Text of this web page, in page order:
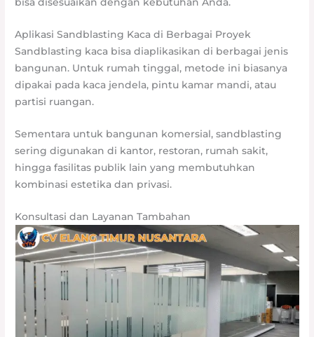
bisa disesuaikan dengan kebutuhan Anda.
Aplikasi Sandblasting Kaca di Berbagai Proyek
Sandblasting kaca bisa diaplikasikan di berbagai jenis
bangunan. Untuk rumah tinggal, metode ini biasanya
dipakai pada kaca jendela, pintu kamar mandi, atau
partisi ruangan.
Sementara untuk bangunan komersial, sandblasting
sering digunakan di kantor, restoran, rumah sakit,
hingga fasilitas publik lain yang membutuhkan
kombinasi estetika dan privasi.
Konsultasi dan Layanan Tambahan